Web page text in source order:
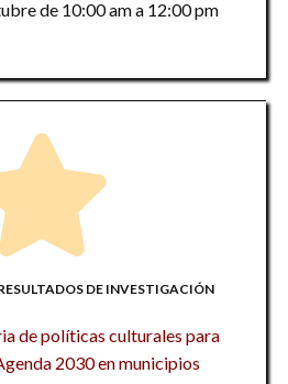
de 10:00 am a 12:00 pm
DE INVESTIGACIÓN
de políticas culturales para
2030 en municipios